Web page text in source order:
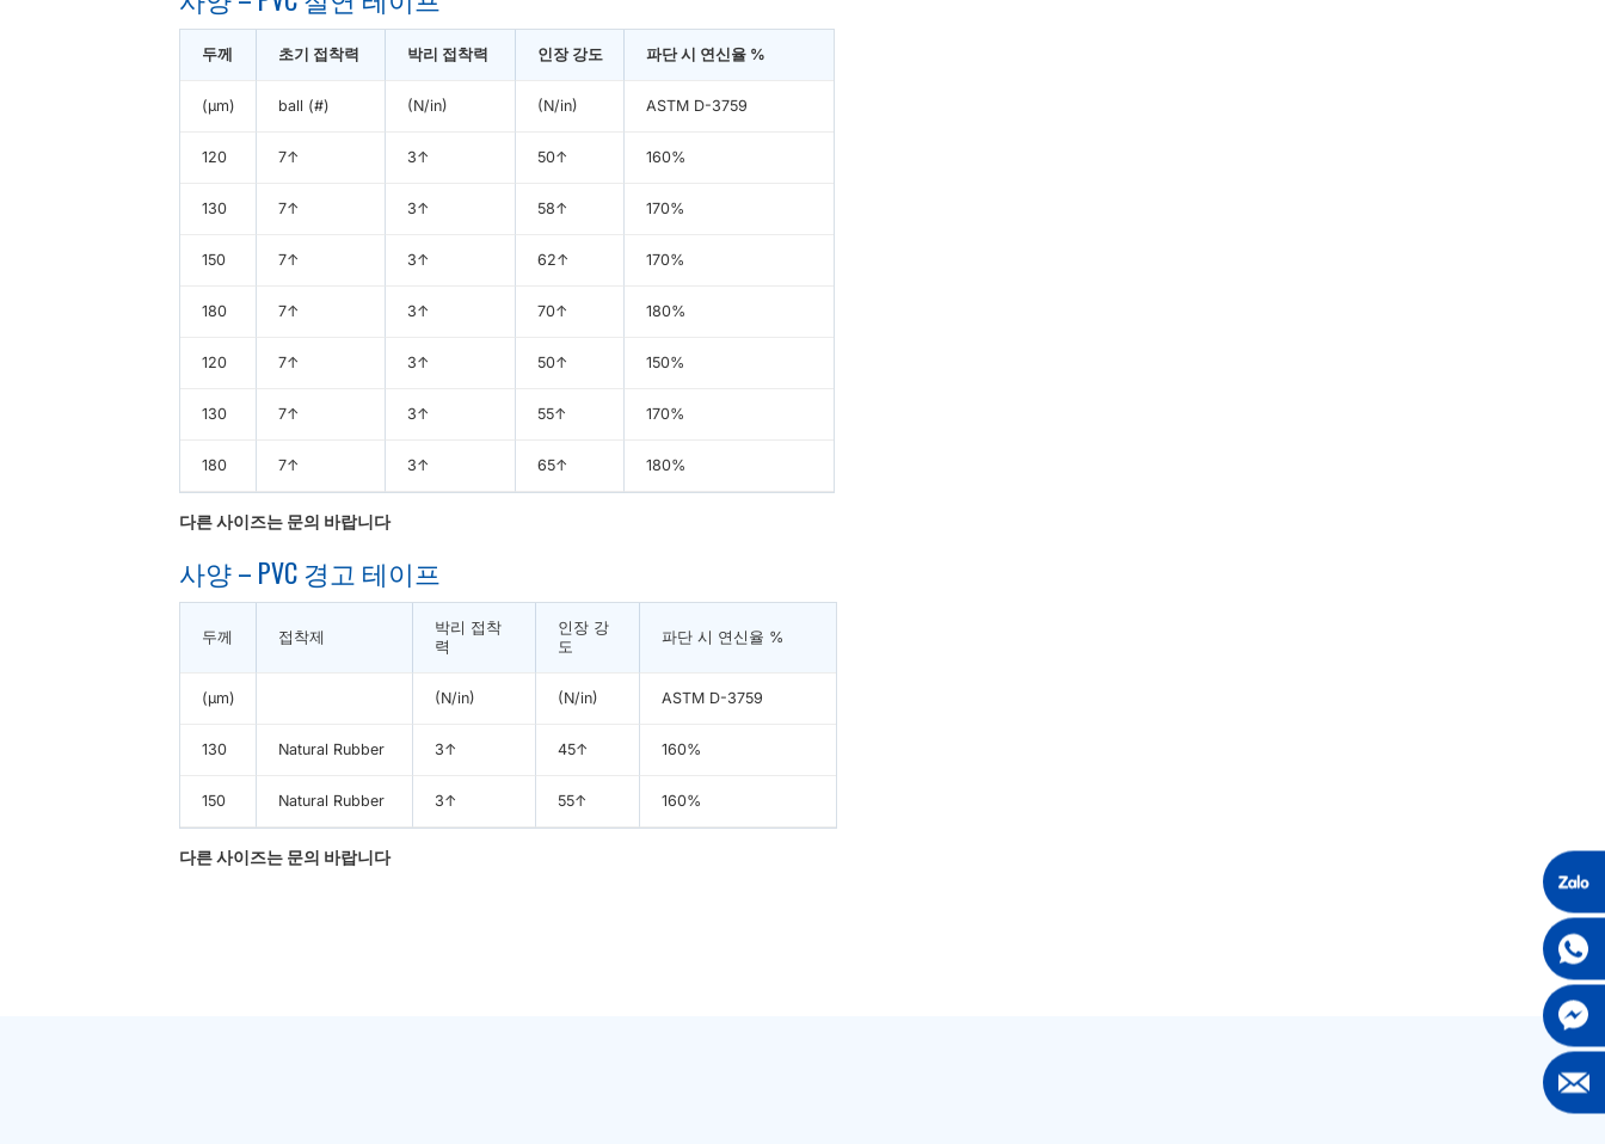
두께 초기 접착력 박리 접착력 인장 강도 파단 시 연신율 %
(μm) ball (#) (N/in) (N/in) ASTM D-3759
120 7↑ 3↑ 50↑ 160%
130 7↑ 3↑ 58↑ 170%
150 7↑ 3↑ 62↑ 170%
180 7↑ 3↑ 70↑ 180%
120 7↑ 3↑ 50↑ 150%
130 7↑ 3↑ 55↑ 170%
180 7↑ 3↑ 65↑ 180%
다른 사이즈는 문의 바랍니다
사양 – PVC 경고 테이프
두께 접착제
박리 접착
력
인장 강
도
파단 시 연신율 %
(μm) (N/in) (N/in) ASTM D-3759
130 Natural Rubber 3↑ 45↑ 160%
150 Natural Rubber 3↑ 55↑ 160%
다른 사이즈는 문의 바랍니다